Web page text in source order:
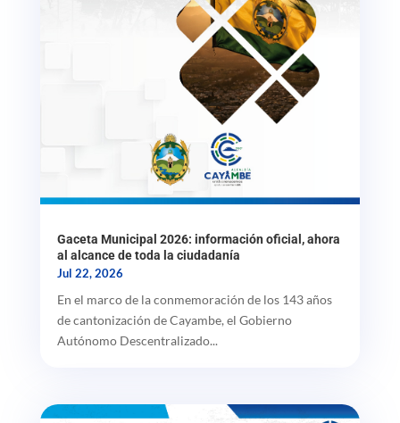
Gaceta Municipal 2026: información oficial, ahora
al alcance de toda la ciudadanía
Jul 22, 2026
En el marco de la conmemoración de los 143 años
de cantonización de Cayambe, el Gobierno
Autónomo Descentralizado...